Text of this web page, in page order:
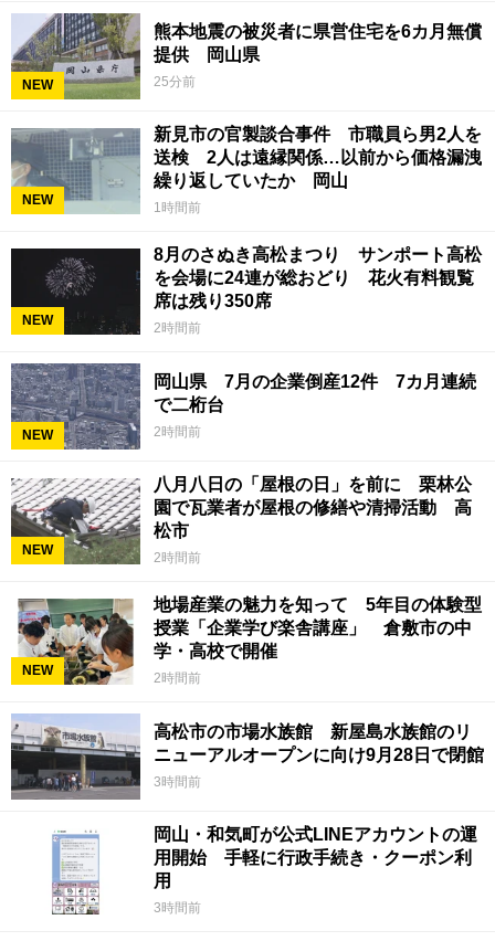
NEW
熊本地震の被災者に県営住宅を6カ月無償
提供 岡山県
25分前
NEW
新見市の官製談合事件 市職員ら男2人を
送検 2人は遠縁関係…以前から価格漏洩
繰り返していたか 岡山
1時間前
NEW
8月のさぬき高松まつり サンポート高松
を会場に24連が総おどり 花火有料観覧
席は残り350席
2時間前
NEW
岡山県 7月の企業倒産12件 7カ月連続
で二桁台
2時間前
NEW
八月八日の「屋根の日」を前に 栗林公
園で瓦業者が屋根の修繕や清掃活動 高
松市
2時間前
NEW
地場産業の魅力を知って 5年目の体験型
授業「企業学び楽舎講座」 倉敷市の中
学・高校で開催
2時間前
高松市の市場水族館 新屋島水族館のリ
ニューアルオープンに向け9月28日で閉館
3時間前
岡山・和気町が公式LINEアカウントの運
用開始 手軽に行政手続き・クーポン利
用
3時間前